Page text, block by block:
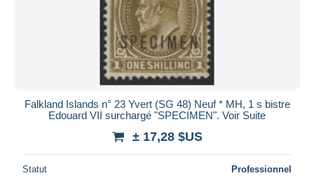
Falkland Islands n° 23 Yvert (SG 48) Neuf * MH, 1 s bistre
Edouard VII surchargé "SPECIMEN". Voir Suite
± 17,28 $US
Statut Professionnel